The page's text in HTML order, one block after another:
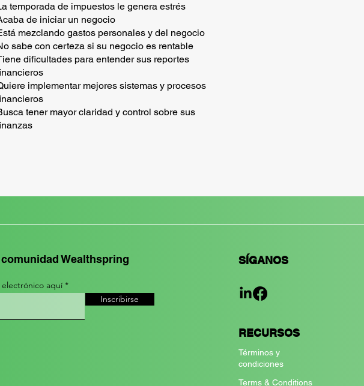
temporada de impuestos le genera estrés
de iniciar un negocio
mezclando gastos personales y del negocio
sabe con certeza si su negocio es rentable
dificultades para entender sus reportes
implementar mejores sistemas y procesos
tener mayor claridad y control sobre sus
Wealthspring
aquí
Inscribirse
SÍGANOS
RECURSOS
Términos y
condiciones
Terms & Conditions